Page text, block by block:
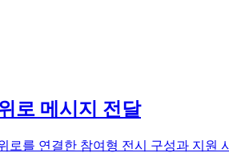
로 메시지 전달
를 연결한 참여형 전시 구성과 지원